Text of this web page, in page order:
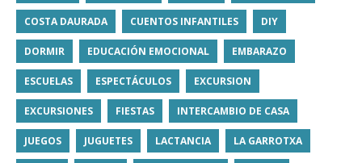
COSTA DAURADA CUENTOS INFANTILES DIY
DORMIR EDUCACIÓN EMOCIONAL EMBARAZO
ESCUELAS ESPECTÁCULOS EXCURSION
EXCURSIONES FIESTAS INTERCAMBIO DE CASA
JUEGOS JUGUETES LACTANCIA LA GARROTXA